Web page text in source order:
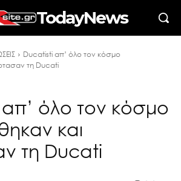
TodayNews
Ducatisti απ’ όλο τον κόσμο
τη Ducati
όλο τον κόσμο
και
τη Ducati